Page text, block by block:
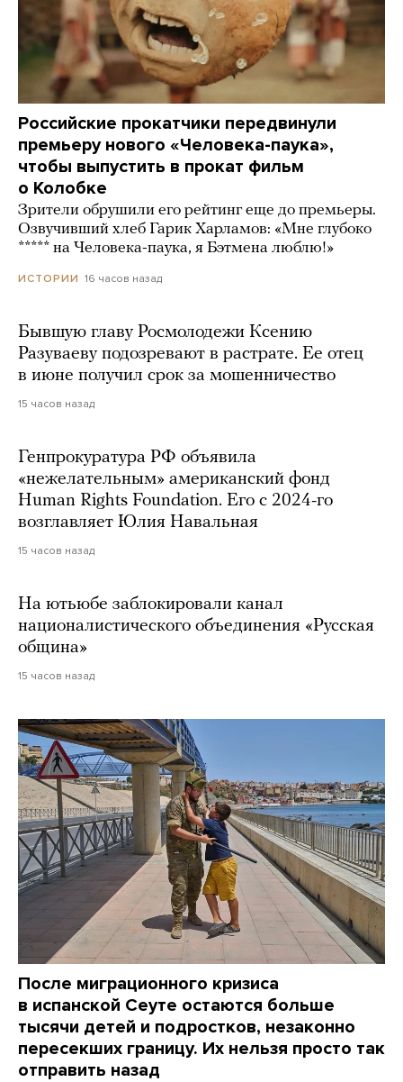
Российские прокатчики передвинули
премьеру нового «Человека-паука»,
чтобы выпустить в прокат фильм
о Колобке
Зрители обрушили его рейтинг еще до премьеры.
Озвучивший хлеб Гарик Харламов: «Мне глубоко
***** на Человека-паука, я Бэтмена люблю!»
ИСТОРИИ 16 часов назад
Бывшую главу Росмолодежи Ксению
Разуваеву подозревают в растрате. Ее отец
в июне получил срок за мошенничество
15 часов назад
Генпрокуратура РФ объявила
«нежелательным» американский фонд
Human Rights Foundation. Его с 2024-го
возглавляет Юлия Навальная
15 часов назад
На ютьюбе заблокировали канал
националистического объединения «Русская
община»
15 часов назад
После миграционного кризиса
в испанской Сеуте остаются больше
тысячи детей и подростков, незаконно
пересекших границу. Их нельзя просто так
отправить назад